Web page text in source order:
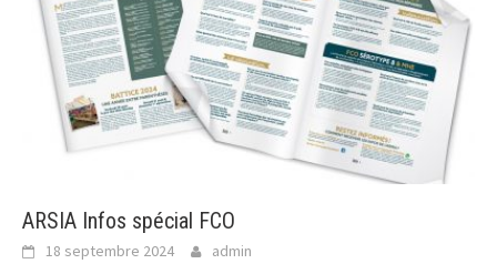
ARSIA Infos spécial FCO
18 septembre 2024 admin